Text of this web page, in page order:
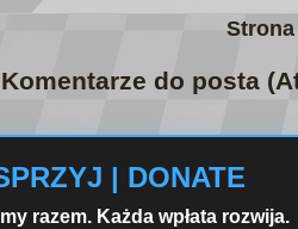
Strona
Komentarze do posta
| DONATE
razem. Każda wpłata rozwija.